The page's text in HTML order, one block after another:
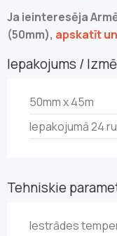
Ja ieinteresēja
(50mm), apskatīt
Iepakojums /
50mm x 45m
Iepakojumā 24
Tehniskie
Iestrādes